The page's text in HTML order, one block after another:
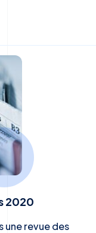
2020
une revue des